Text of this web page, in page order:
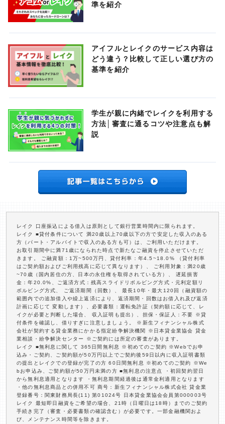
準を紹介
アイフルとレイクのサービス内容は
どう違う？比較して正しい選び方の
基準を紹介
学生が親に内緒でレイクを利用する
方法│審査に通るコツや注意点も解
説
レイク 口座振込による借入は原則として銀行営業時間内に限られます。
レイク ■貸付条件について 満20歳以上70歳以下の方で安定した収入のある
方（パート・アルバイトで収入のある方も可）は、ご利用いただけます。
お取引期間中に満71歳になられた時点で新たなご融資を停止させていただ
きます。 ご融資額：1万~500万円、貸付利率：年4.5~18.0% （貸付利率
はご契約額およびご利用残高に応じて異なります）、 ご利用対象：満20歳
~70歳（国内居住の方、日本の永住権を取得されている方）、 遅延損害
金：年20.0%、ご返済方式：残高スライドリボルビング方式・元利定額リ
ボルビング方式、 ご返済期間（回数）、 最長10年・最大120回（融資額の
範囲内での追加借入や繰上返済により、返済期間・回数はお借入れ及び返済
計画に応じて 変動します）、必要書類：運転免許証（契約額に応じて、レ
イクが必要と判断した場合、 収入証明も提出）、担保・保証人：不要 ※貸
付条件を確認し、借りすぎに注意しましょう。 ※新生フィナンシャル株式
会社が契約する貸金業務にかかる指定紛争解決機関 ※日本貸金業協会 貸金
業相談・紛争解決センター ※ご契約には所定の審査があります。
レイク ■無利息に関して 365日間無利息 ※初めてのご契約 ※Webでお申
込み・ご契約、ご契約額が50万円以上でご契約後59日以内に収入証明書類
の提出とレイクでの登録が完了の方 60日間無利息 ※初めてのご契約 ※We
bお申込み、ご契約額が50万円未満の方 ■無利息の注意点 ・初回契約翌日
から無利息適用となります ・無利息期間経過後は通常金利適用となります
・他の無利息商品との併用不可 商号：新生フィナンシャル株式会社 貸金業
登録番号：関東財務局長(11) 第01024号 日本貸金業協会会員第000003号
レイク 最短即日融資をご希望の場合、21時（日曜日は18時）までのご契約
手続き完了（審査・必要書類の確認含む）が必要です。一部金融機関およ
び、メンテナンス時間等を除きます。